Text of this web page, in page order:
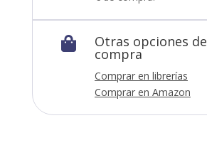
 Otras opciones de
compra
Comprar en librerías
Comprar en Amazon